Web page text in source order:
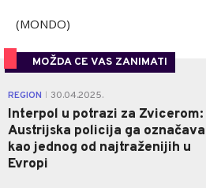
(MONDO)
MOŽDA CE VAS ZANIMATI
REGION 30.04.2025.
Interpol u potrazi za Zvicerom:
Austrijska policija ga označava
kao jednog od najtraženijih u
Evropi